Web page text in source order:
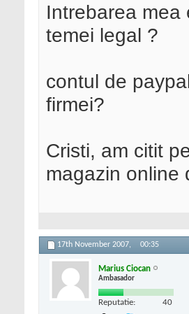
Intrebarea mea
temei legal ?
contul de
firmei?
Cristi, am citit
magazin online
17th November 2007, 00:35
Marius Ciocan
Ambasador
Reputatie: 40